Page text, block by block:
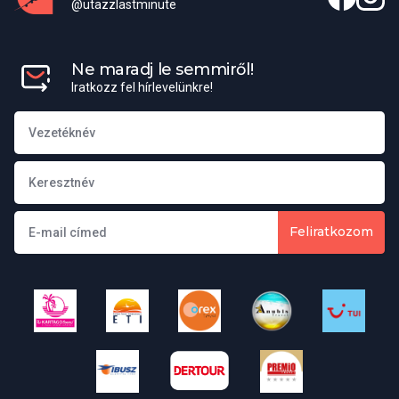
Minden utasunk (2-99 éves kor között)számára a következő
40x30x18cm,
Egy darab feladott poggyász, melyek súlya nem lehet több,
mint 20kg
biztonsági ellenőrzést követően vásárolt.
Gyermekkedvezmények: Amennyiben
(2 éves korig)
is utazik, az Ő teljes részvételi díja30.500 Ft, amely tartalmazza a
részvételi díjat, a foglalási díjat, az illetéket, a transzfert, a
utazik. Két felnőttel egy szobában elhelyezett első és második
gyermek részvételi díját az adott szálloda kalkulációja
@utazzlastminute
Ne maradj le semmiről!
Iratkozz fel hírlevelünkre!
Feliratkozom